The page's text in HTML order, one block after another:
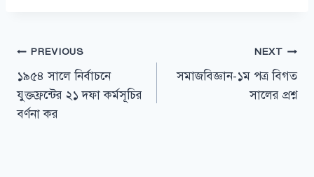
Post
navigation
PREVIOUS
১৯৫৪ সালে নির্বাচনে
যুক্তফ্রন্টের ২১ দফা কর্মসূচির
বর্ণনা কর
NEXT
সমাজবিজ্ঞান-১ম পত্র বিগত
সালের প্রশ্ন